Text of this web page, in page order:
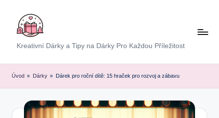
content
E
x
p
e
Kreativní Dárky a Tipy na Dárky Pro Každou Příležitost
Úvod » Dárky » Dárek pro roční dítě: 15 hraček pro rozvoj a zábavu